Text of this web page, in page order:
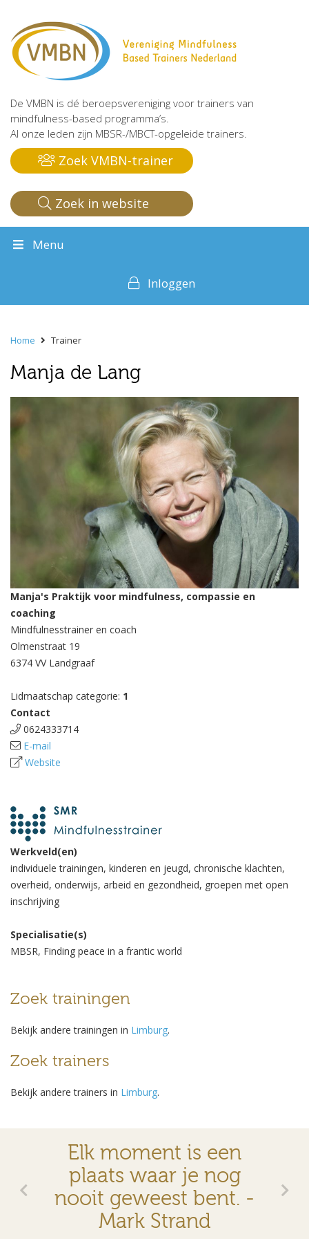
De VMBN is dé beroepsvereniging voor trainers van
mindfulness-based programma’s.
Al onze leden zijn MBSR-/MBCT-opgeleide trainers.
Zoek VMBN-trainer
Zoek in website
Menu
Inloggen
Home Trainer
Manja de Lang
Manja's Praktijk voor mindfulness, compassie en
coaching
Mindfulnesstrainer en coach
Olmenstraat 19
6374 VV Landgraaf
Lidmaatschap categorie: 1
Contact
0624333714
E-mail
Website
Werkveld(en)
individuele trainingen, kinderen en jeugd, chronische klachten,
overheid, onderwijs, arbeid en gezondheid, groepen met open
inschrijving
Specialisatie(s)
MBSR, Finding peace in a frantic world
Zoek trainingen
Bekijk andere trainingen in Limburg.
Zoek trainers
Bekijk andere trainers in Limburg.
Elk moment is een
plaats waar je nog
nooit geweest bent. -
Mark Strand